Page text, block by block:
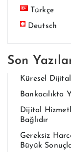
Türkçe
Deutsch
Son
Küresel
Bankacılıkta
Dijital
Bağlıdır
Gereksiz
Büyük